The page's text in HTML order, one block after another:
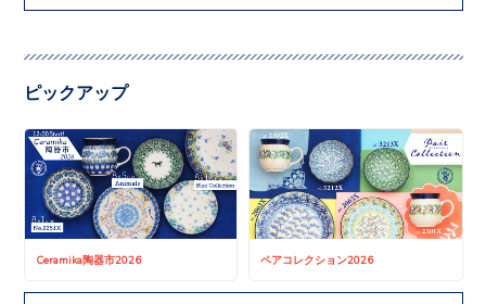
ピックアップ
Ceramika陶器市2026 ペアコレクション2026